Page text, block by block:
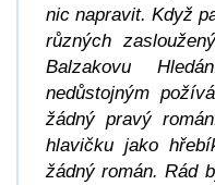
nic napravit. Když
různých
Balzakovu
nedůstojným
žádný pravý
hlavičku jako
žádný román. Rád